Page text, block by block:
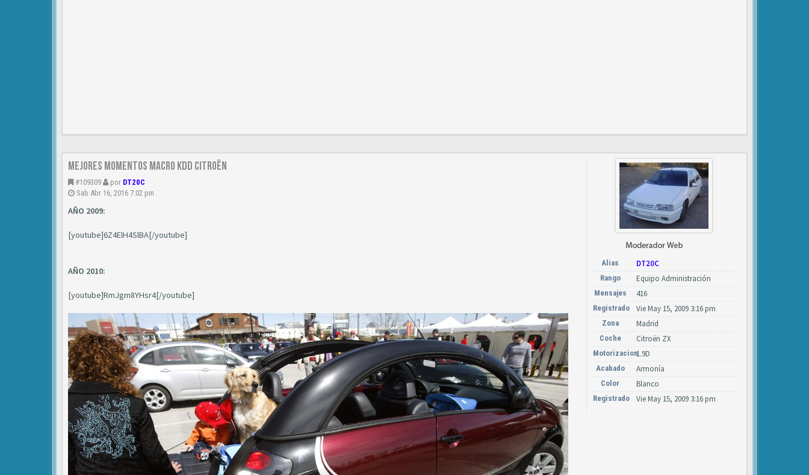
Mejores Momentos Macro KDD Citroën
#109309 por DT20C
Sab Abr 16, 2016 7:02 pm
AÑO 2009:
[youtube]6Z4ElH4SlBA[/youtube]
AÑO 2010:
[youtube]RmJgm8YHsr4[/youtube]
Alias DT20C
Rango Equipo Administración
Mensajes 416
Registrado Vie May 15, 2009 3:16 pm
Zona Madrid
Coche Citroën ZX
Motorizacion1.9D
Acabado Armonía
Color Blanco
Registrado Vie May 15, 2009 3:16 pm